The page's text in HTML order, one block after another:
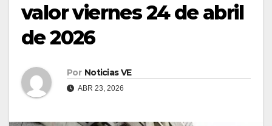
valor viernes 24 de abril
de 2026
Por Noticias VE
ABR 23, 2026